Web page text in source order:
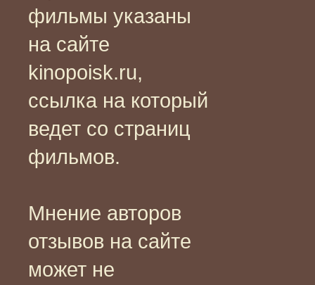
фильмы указаны
на сайте
kinopoisk.ru,
ссылка на который
ведет со страниц
фильмов.
Мнение авторов
отзывов на сайте
может не